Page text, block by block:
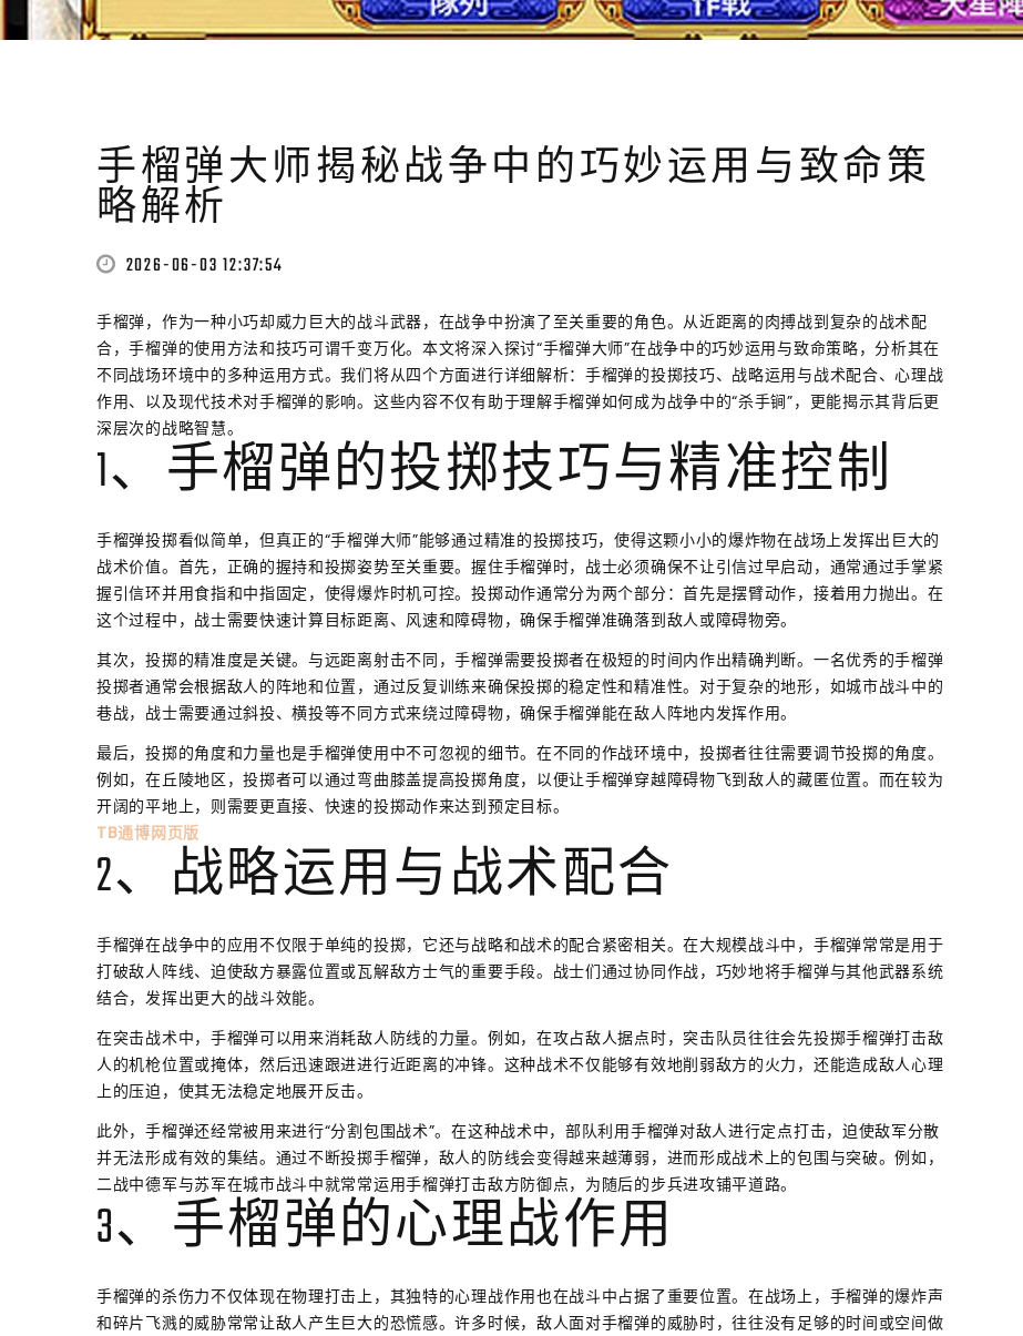
手榴弹大师揭秘战争中的巧妙运用与致命策
略解析
2026-06-03 12:37:54
手榴弹，作为一种小巧却威力巨大的战斗武器，在战争中扮演了至关重要的角色。从近距离的肉搏战到复杂的战术配
合，手榴弹的使用方法和技巧可谓千变万化。本文将深入探讨“手榴弹大师”在战争中的巧妙运用与致命策略，分析其在
不同战场环境中的多种运用方式。我们将从四个方面进行详细解析：手榴弹的投掷技巧、战略运用与战术配合、心理战
作用、以及现代技术对手榴弹的影响。这些内容不仅有助于理解手榴弹如何成为战争中的“杀手锏”，更能揭示其背后更
深层次的战略智慧。
1、手榴弹的投掷技巧与精准控制
手榴弹投掷看似简单，但真正的“手榴弹大师”能够通过精准的投掷技巧，使得这颗小小的爆炸物在战场上发挥出巨大的
战术价值。首先，正确的握持和投掷姿势至关重要。握住手榴弹时，战士必须确保不让引信过早启动，通常通过手掌紧
握引信环并用食指和中指固定，使得爆炸时机可控。投掷动作通常分为两个部分：首先是摆臂动作，接着用力抛出。在
这个过程中，战士需要快速计算目标距离、风速和障碍物，确保手榴弹准确落到敌人或障碍物旁。
其次，投掷的精准度是关键。与远距离射击不同，手榴弹需要投掷者在极短的时间内作出精确判断。一名优秀的手榴弹
投掷者通常会根据敌人的阵地和位置，通过反复训练来确保投掷的稳定性和精准性。对于复杂的地形，如城市战斗中的
巷战，战士需要通过斜投、横投等不同方式来绕过障碍物，确保手榴弹能在敌人阵地内发挥作用。
最后，投掷的角度和力量也是手榴弹使用中不可忽视的细节。在不同的作战环境中，投掷者往往需要调节投掷的角度。
例如，在丘陵地区，投掷者可以通过弯曲膝盖提高投掷角度，以便让手榴弹穿越障碍物飞到敌人的藏匿位置。而在较为
开阔的平地上，则需要更直接、快速的投掷动作来达到预定目标。
TB通博网页版
2、战略运用与战术配合
手榴弹在战争中的应用不仅限于单纯的投掷，它还与战略和战术的配合紧密相关。在大规模战斗中，手榴弹常常是用于
打破敌人阵线、迫使敌方暴露位置或瓦解敌方士气的重要手段。战士们通过协同作战，巧妙地将手榴弹与其他武器系统
结合，发挥出更大的战斗效能。
在突击战术中，手榴弹可以用来消耗敌人防线的力量。例如，在攻占敌人据点时，突击队员往往会先投掷手榴弹打击敌
人的机枪位置或掩体，然后迅速跟进进行近距离的冲锋。这种战术不仅能够有效地削弱敌方的火力，还能造成敌人心理
上的压迫，使其无法稳定地展开反击。
此外，手榴弹还经常被用来进行“分割包围战术”。在这种战术中，部队利用手榴弹对敌人进行定点打击，迫使敌军分散
并无法形成有效的集结。通过不断投掷手榴弹，敌人的防线会变得越来越薄弱，进而形成战术上的包围与突破。例如，
二战中德军与苏军在城市战斗中就常常运用手榴弹打击敌方防御点，为随后的步兵进攻铺平道路。
3、手榴弹的心理战作用
手榴弹的杀伤力不仅体现在物理打击上，其独特的心理战作用也在战斗中占据了重要位置。在战场上，手榴弹的爆炸声
和碎片飞溅的威胁常常让敌人产生巨大的恐慌感。许多时候，敌人面对手榴弹的威胁时，往往没有足够的时间或空间做